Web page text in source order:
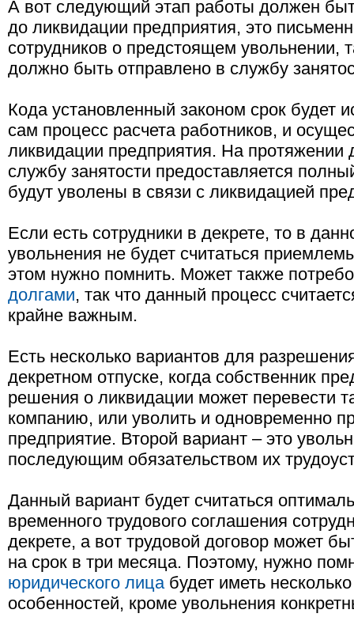
А вот следующий этап работы должен
до ликвидации предприятия, это
сотрудников о предстоящем увольнении,
должно быть отправлено в службу
Кода установленный законом срок будет
сам процесс расчета работников, и
ликвидации предприятия. На протяжении
службу занятости предоставляется
будут уволены в связи с ликвидацией
Если есть сотрудники в декрете, то в
увольнения не будет считаться
этом нужно помнить. Может также
долгами, так что данный процесс
крайне важным.
Есть несколько вариантов для
декретном отпуске, когда собственник
решения о ликвидации может перевести
компанию, или уволить и одновременно
предприятие. Второй вариант – это
последующим обязательством их
Данный вариант будет считаться
временного трудового соглашения
декрете, а вот трудовой договор может
на срок в три месяца. Поэтому, нужно
юридического лицабудет иметь
особенностей, кроме увольнения